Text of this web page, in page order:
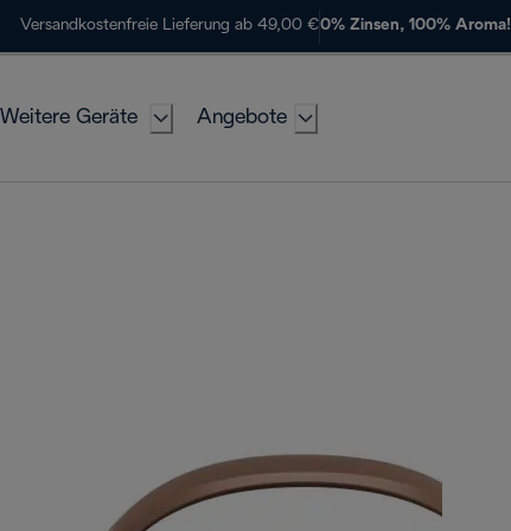
Versandkostenfreie Lieferung ab 49,00 €0% Zinsen, 100% Aroma!
Weitere Geräte Angebote